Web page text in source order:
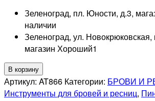
Зеленоград, пл. Юности, д.3,
наличии
Зеленоград, ул. Новокрюковская,
магазин Хороший1
Количество
товара
SILVER
В корзину
Артикул: AT866 Категории: БРОВИ И
Инструменты для бровей и ресниц,